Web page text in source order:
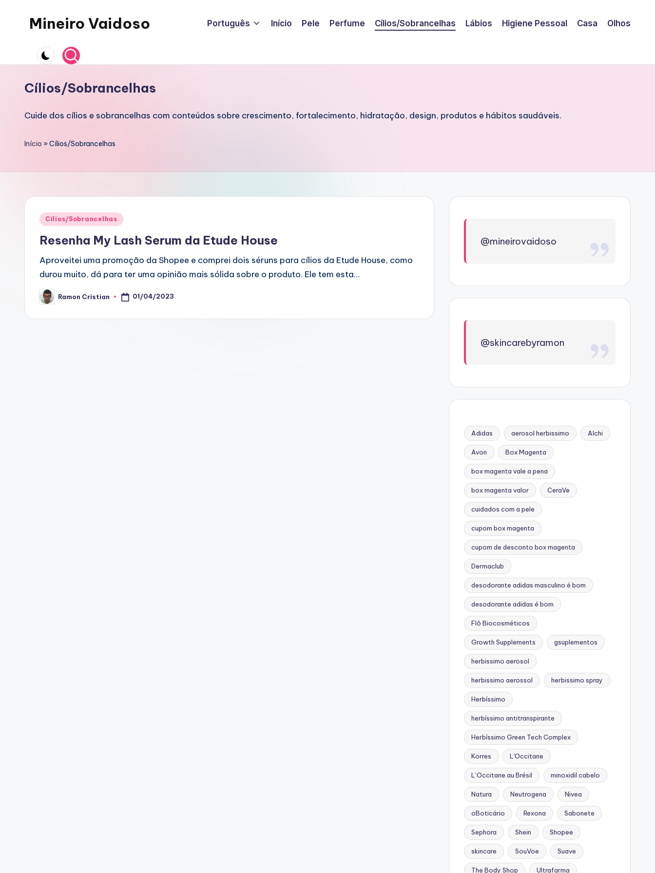
Mineiro Vaidoso
Care,
e
Português Início Pele Perfume Cílios/Sobrancelhas Lábios Higiene Pessoal Casa Olhos
Cílios/Sobrancelhas
Cuide dos cílios e sobrancelhas com conteúdos sobre crescimento, fortalecimento, hidratação, design, produtos e hábitos saudáveis.
Início »Cílios/Sobrancelhas
Posted
Cílios/Sobrancelhas
Resenha My Lash Serum da Etude House
Aproveitei uma promoção da Shopee e comprei dois séruns para cílios da Etude House, como
durou muito, dá para ter uma opinião mais sólida sobre o produto. Ele tem esta…
Posted
by
Ramon Cristian 01/04/2023
@mineirovaidoso
@skincarebyramon
Adidas aerosol herbissimo Alchi
Avon Box Magenta
box magenta vale a pena
box magenta valor CeraVe
cuidados com a pele
cupom box magenta
cupom de desconto box magenta
Dermaclub
desodorante adidas masculino é bom
desodorante adidas é bom
Flô Biocosméticos
Growth Supplements gsuplementos
herbissimo aerosol
herbissimo aerossol herbissimo spray
Herbíssimo
herbíssimo antitranspirante
Herbíssimo Green Tech Complex
Korres L'Occitane
L’Occitane au Brésil minoxidil cabelo
Natura Neutrogena Nivea
oBoticário Rexona Sabonete
Sephora Shein Shopee
skincare SouVoe Suave
The Body Shop Ultrafarma